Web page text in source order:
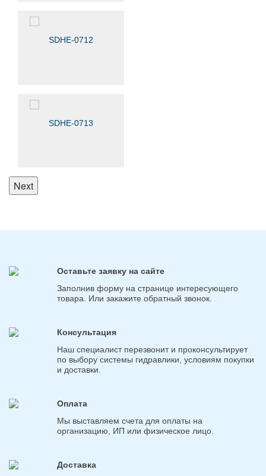
SDHE-0712
SDHE-0713
Next
Оставьте заявку на сайте
Заполнив форму на странице интересующего
товара. Или закажите обратный звонок.
Консультация
Наш специалист перезвонит и проконсультирует
по выбору системы гидравлики, условиям покупки
и доставки.
Оплата
Мы выставляем счета для оплаты на
организацию, ИП или физическое лицо.
Доставка